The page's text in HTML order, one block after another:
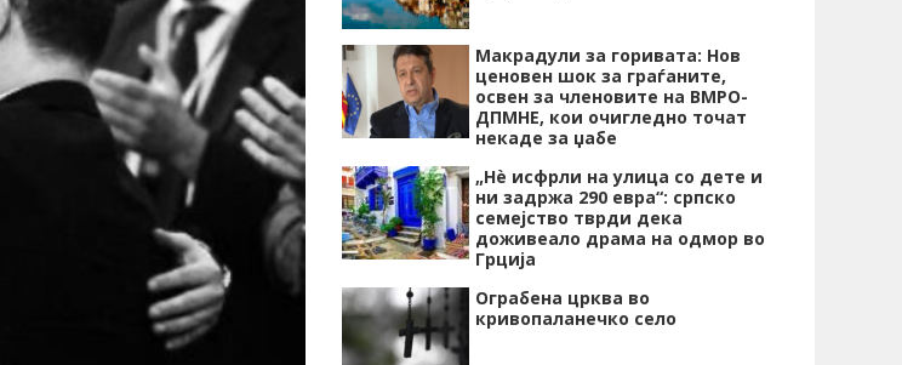
Макрадули за горивата: Нов
ценовен шок за граѓаните,
освен за членовите на ВМРО-
ДПМНЕ, кои очигледно точат
некаде за џабе
„Нѐ исфрли на улица со дете и
ни задржа 290 евра“: српско
семејство тврди дека
доживеало драма на одмор во
Грција
Ограбена црква во
кривопаланечко село